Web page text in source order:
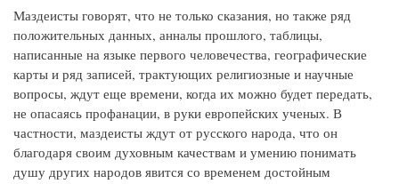
Маздеисты говорят, что не только сказания, но также ряд
положительных данных, анналы прошлого, таблицы,
написанные на языке первого человечества, географические
карты и ряд записей, трактующих религиозные и научные
вопросы, ждут еще времени, когда их можно будет передать,
не опасаясь профанации, в руки европейских ученых. В
частности, маздеисты ждут от русского народа, что он
благодаря своим духовным качествам и умению понимать
душу других народов явится со временем достойным